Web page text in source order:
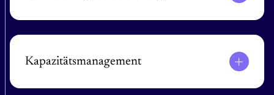
Spot-, Vertrags- und Ausnahmeangebote
mit Kontrollregeln weiterleiten.
Kapazitätsmanagement
Preise anhand aktueller Kapazitäten festlegen und